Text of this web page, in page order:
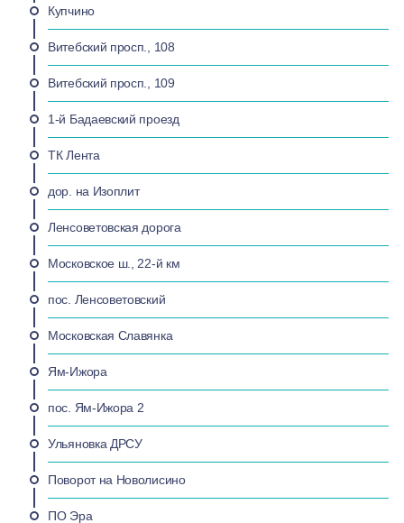
Купчино
Витебский просп., 108
Витебский просп., 109
1-й Бадаевский проезд
ТК Лента
дор. на Изоплит
Ленсоветовская дорога
Московское ш., 22-й км
пос. Ленсоветовский
Московская Славянка
Ям-Ижора
пос. Ям-Ижора 2
Ульяновка ДРСУ
Поворот на Новолисино
ПО Эра